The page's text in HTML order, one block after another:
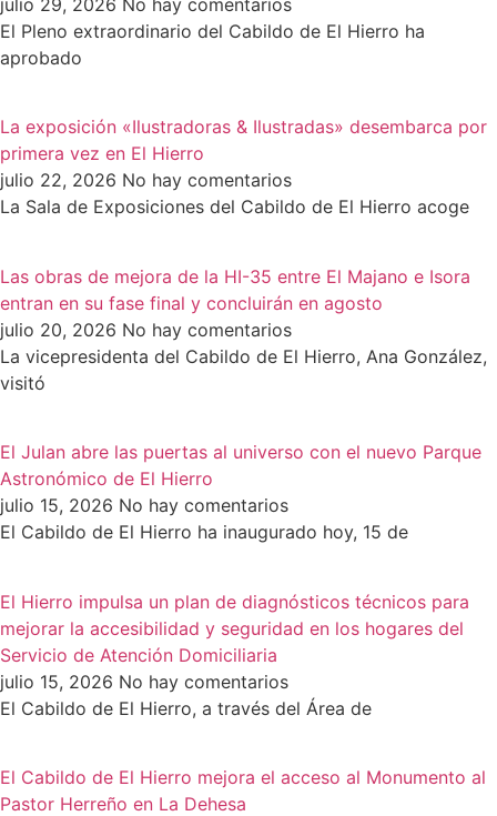
julio 29, 2026 No hay comentarios
El Pleno extraordinario del Cabildo de El Hierro ha
aprobado
La exposición «Ilustradoras & Ilustradas» desembarca por
primera vez en El Hierro
julio 22, 2026 No hay comentarios
La Sala de Exposiciones del Cabildo de El Hierro acoge
Las obras de mejora de la HI-35 entre El Majano e Isora
entran en su fase final y concluirán en agosto
julio 20, 2026 No hay comentarios
La vicepresidenta del Cabildo de El Hierro, Ana González,
visitó
El Julan abre las puertas al universo con el nuevo Parque
Astronómico de El Hierro
julio 15, 2026 No hay comentarios
El Cabildo de El Hierro ha inaugurado hoy, 15 de
El Hierro impulsa un plan de diagnósticos técnicos para
mejorar la accesibilidad y seguridad en los hogares del
Servicio de Atención Domiciliaria
julio 15, 2026 No hay comentarios
El Cabildo de El Hierro, a través del Área de
El Cabildo de El Hierro mejora el acceso al Monumento al
Pastor Herreño en La Dehesa